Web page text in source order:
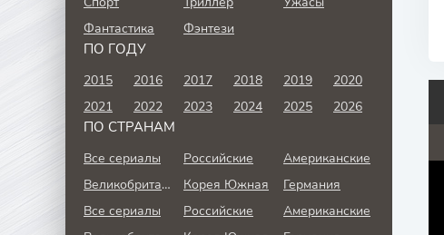
Фантастика
Фэнтези
ПО ГОДУ
2015 2016 2017 2018 2019
2020
2021
2022 2023 2024 2025 2026
ПО СТРАНАМ
Все сериалы Российские
Американские
Великобритания
Корея Южная
Германия
Все сериалы
Российские
Американские